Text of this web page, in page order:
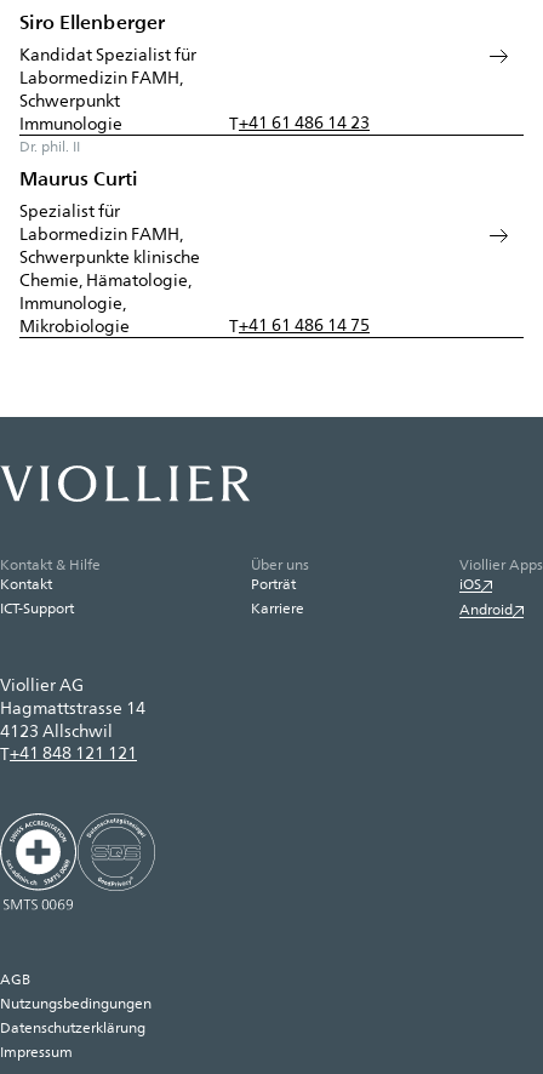
Siro Ellenberger
Kandidat Spezialist für
Labormedizin FAMH,
Schwerpunkt
Immunologie
T+41 61 486 14 23
Dr. phil. II
Maurus Curti
Spezialist für
Labormedizin FAMH,
Schwerpunkte klinische
Chemie, Hämatologie,
Immunologie,
Mikrobiologie
T+41 61 486 14 75
Viollier AG
Hagmattstrasse 14
4123 Allschwil
T+41 848 121 121
Kontakt & Hilfe
Kontakt
ICT-Support
Über uns
Porträt
Karriere
Viollier Apps
iOS
Android
AGB
Nutzungsbedingungen
Datenschutzerklärung
Impressum